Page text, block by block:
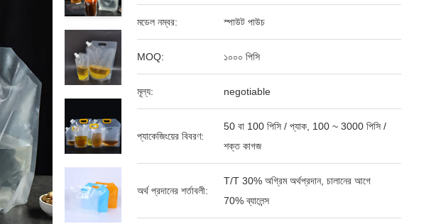
মডেল নম্বর: স্পাউট পাউচ
MOQ: ১০০০ পিসি
মূল্য: negotiable
প্যাকেজিংয়ের বিবরণ:
50 বা 100 পিসি / প্যাক, 100 ~ 3000 পিসি /
শক্ত কাগজ
অর্থ প্রদানের শর্তাবলী:
T/T 30% অগ্রিম অর্থপ্রদান, চালানের আগে
70% ব্যালেন্স